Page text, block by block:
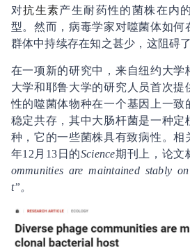
对抗生素产生耐药性的菌株在内
型。然而，病毒学家对噬菌体如何
群体中持续存在知之甚少，这阻碍
在一项新的研究中，来自纽约大学
大学和耶鲁大学的研究人员首次提
性的噬菌体物种在一个基因上一致
稳定共存，其中大肠杆菌是一种定
种，它的一些菌株具有致病性。相
年12月13日的Science期刊上，论文
ommunities are maintained stably
t”。